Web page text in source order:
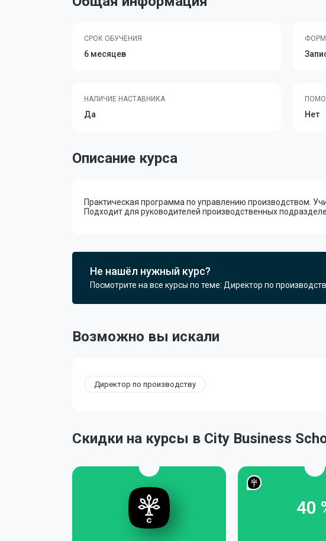
СРОК ОБУЧЕНИЯ
6 месяцев
НАЛИЧИЕ НАСТАВНИКА
Да Нет
Описание курса
Практическая программа по управлению производством.
Подходит для руководителей производственных
Не нашёл нужный курс?
Посмотрите на все курсы по теме: Директор по
Возможно вы искали
Директор по производству
Скидки на курсы в City Business
40